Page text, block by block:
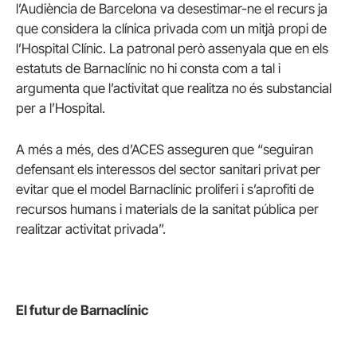
l’Audiència de Barcelona va desestimar-ne el recurs ja
que considera la clínica privada com un mitjà propi de
l’Hospital Clínic. La patronal però assenyala que en els
estatuts de Barnaclínic no hi consta com a tal i
argumenta que l’activitat que realitza no és substancial
per a l’Hospital.
A més a més, des d’ACES asseguren que “seguiran
defensant els interessos del sector sanitari privat per
evitar que el model Barnaclínic proliferi i s’aprofiti de
recursos humans i materials de la sanitat pública per
realitzar activitat privada”.
El futur de Barnaclínic